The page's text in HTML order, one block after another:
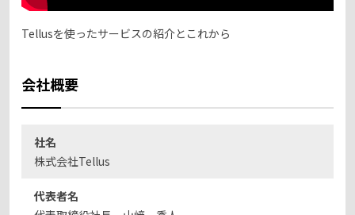
Tellusを使ったサービスの紹介とこれから
会社概要
社名
株式会社Tellus
代表者名